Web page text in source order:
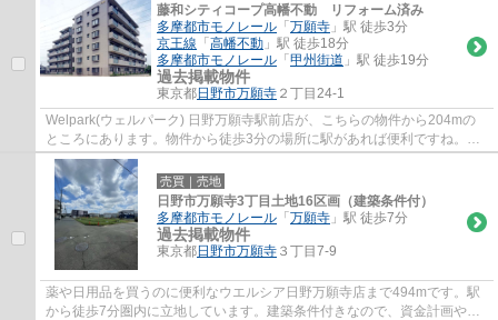
藤和シティコープ高幡不動 リフォーム済み
多摩都市モノレール 「 万願寺 」駅 徒歩3分
京王線 「 高幡不動 」駅 徒歩18分
多摩都市モノレール 「 甲州街道 」駅 徒歩19分
過去掲載物件
東京都日野市万願寺 ２丁目24-1
Welpark(ウェルパーク) 日野万願寺駅前店が、こちらの物件から204mの
ところにあります。物件から徒歩3分の場所に駅があれば便利ですね。コ
ストも抑えることができる中古マンションはオ...
売買｜売地
日野市万願寺3丁目土地16区画（建築条件付）
多摩都市モノレール 「 万願寺 」駅 徒歩7分
過去掲載物件
東京都日野市万願寺 ３丁目7-9
薬や日用品を買うのに便利なウエルシア日野万願寺店まで494mです。駅
から徒歩7分圏内に立地しています。建築条件付きなので、資金計画やス